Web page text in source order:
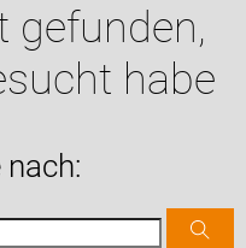
gefunden,
habe
nach: